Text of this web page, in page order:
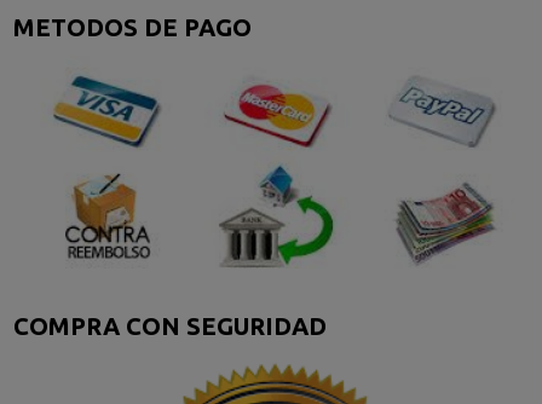
METODOS DE PAGO
COMPRA CON SEGURIDAD